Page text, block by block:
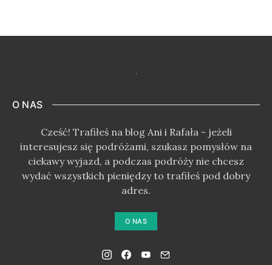
O NAS
Cześć! Trafiłeś na blog Ani i Rafała - jeżeli
interesujesz się podróżami, szukasz pomysłów na
ciekawy wyjazd, a podczas podróży nie chcesz
wydać wszystkich pieniędzy to trafiłeś pod dobry
adres.
O NAS